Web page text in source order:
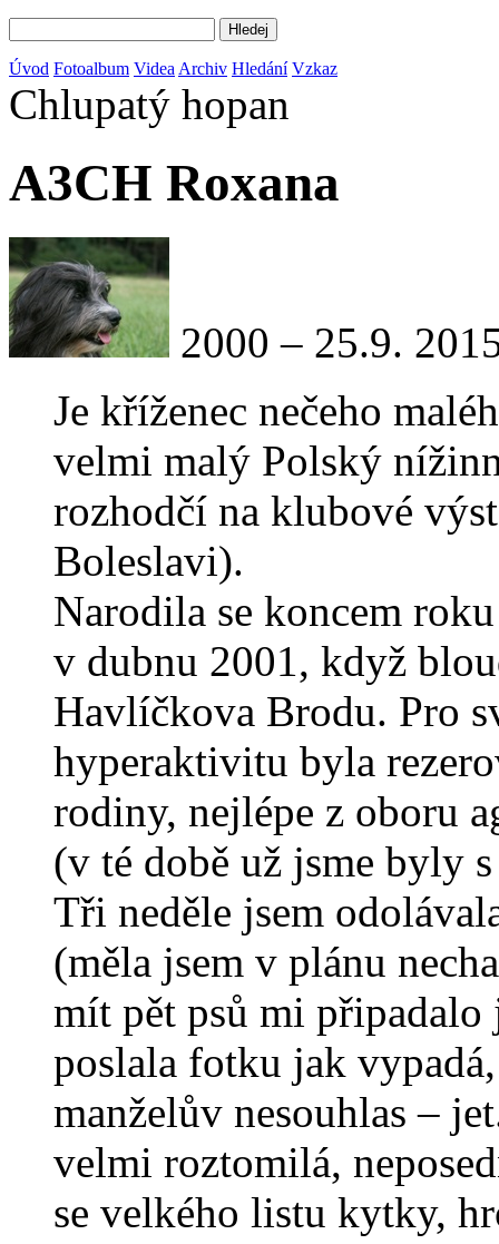
Úvod Fotoalbum Videa Archiv Hledání Vzkaz
Chlupatý hopan
A3CH Roxana
2000 – 25.9.
Je kříženec nečeho
velmi malý Polský
rozhodčí na klubové
Boleslavi).
Narodila se koncem
v dubnu 2001, když
Havlíčkova Brodu. Pro
hyperaktivitu byla
rodiny, nejlépe z oboru
(v té době už jsme byly
Tři neděle jsem
(měla jsem v plánu
mít pět psů mi
poslala fotku jak
manželův nesouhlas –
velmi roztomilá,
se velkého listu kytky,